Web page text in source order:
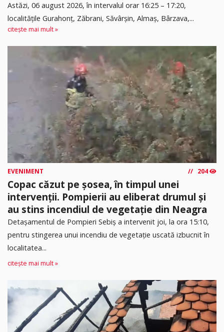
Astăzi, 06 august 2026, în intervalul orar 16:25 – 17:20,
localitățile Gurahonț, Zăbrani, Săvârșin, Almaș, Bârzava,...
citește mai mult »
EVENIMENT 204
Copac căzut pe șosea, în timpul unei
intervenții. Pompierii au eliberat drumul și
au stins incendiul de vegetație din Neagra
Detașamentul de Pompieri Sebiș a intervenit joi, la ora 15:10,
pentru stingerea unui incendiu de vegetație uscată izbucnit în
localitatea...
citește mai mult »